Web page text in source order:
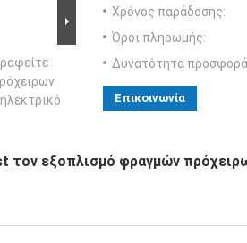
Χρόνος παράδοσης:
Όροι πληρωμής:
Δυνατότητα
Επικοινωνία
τον εξοπλισμό φραγμών